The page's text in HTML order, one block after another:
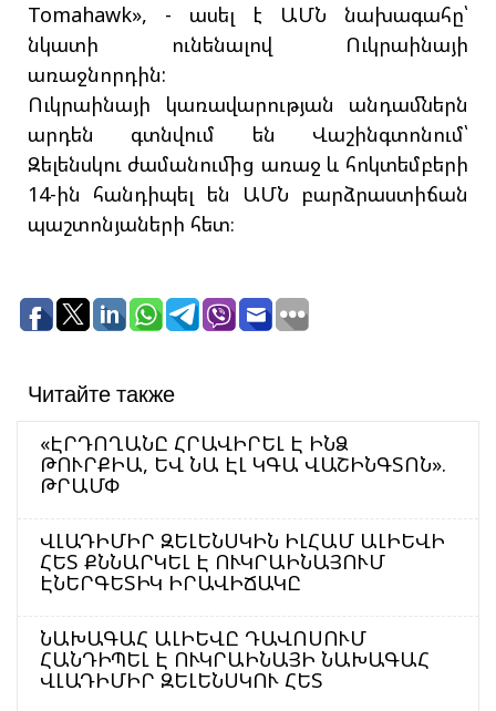
Tomahawk», - ասել է ԱՄՆ նախագահը՝
նկատի ունենալով Ուկրաինայի
առաջնորդին:
Ուկրաինայի կառավարության անդամներն
արդեն գտնվում են Վաշինգտոնում՝
Զելենսկու ժամանումից առաջ և հոկտեմբերի
14-ին հանդիպել են ԱՄՆ բարձրաստիճան
պաշտոնյաների հետ։
Читайте также
«ԷՐԴՈՂԱՆԸ ՀՐԱՎԻՐԵԼ Է ԻՆՁ
ԹՈՒՐՔԻԱ, ԵՎ ՆԱ ԷԼ ԿԳԱ ՎԱՇԻՆԳՏՈՆ».
ԹՐԱՄՓ
ՎԼԱԴԻՄԻՐ ԶԵԼԵՆՍԿԻՆ ԻԼՀԱՄ ԱԼԻԵՎԻ
ՀԵՏ ՔՆՆԱՐԿԵԼ Է ՈՒԿՐԱԻՆԱՅՈՒՄ
ԷՆԵՐԳԵՏԻԿ ԻՐԱՎԻՃԱԿԸ
ՆԱԽԱԳԱՀ ԱԼԻԵՎԸ ԴԱՎՈՍՈՒՄ
ՀԱՆԴԻՊԵԼ Է ՈՒԿՐԱԻՆԱՅԻ ՆԱԽԱԳԱՀ
ՎԼԱԴԻՄԻՐ ԶԵԼԵՆՍԿՈՒ ՀԵՏ